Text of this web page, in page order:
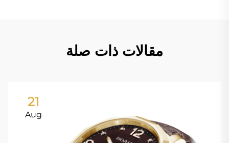
مقالات ذات صلة
21
Aug